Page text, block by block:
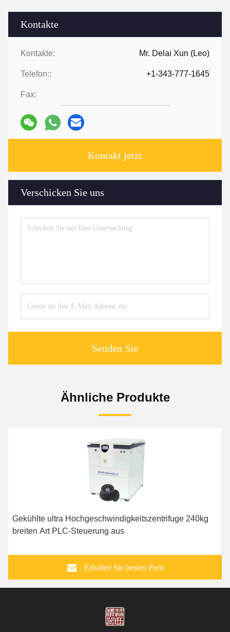
Kontakte
Kontakte: Mr. Delai Xun (Leo)
Telefon:: +1-343-777-1645
Fax:
Kontakt jetzt
Verschicken Sie uns
Senden Sie
Ähnliche Produkte
Gekühlte ultra Hochgeschwindigkeitszentrifuge 240kg
breiten Art PLC-Steuerung aus
Erhalten Sie besten Preis